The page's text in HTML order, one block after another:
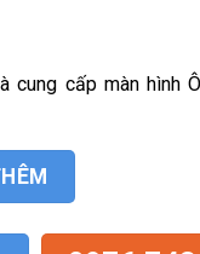
cung cấp màn hình
cấp) số lượng